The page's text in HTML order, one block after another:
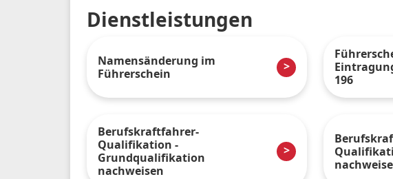
Dienstleistungen
Namensänderung im
Führerschein
196
Berufskraftfahrer-
Qualifikation -
Grundqualifikation
nachweisen